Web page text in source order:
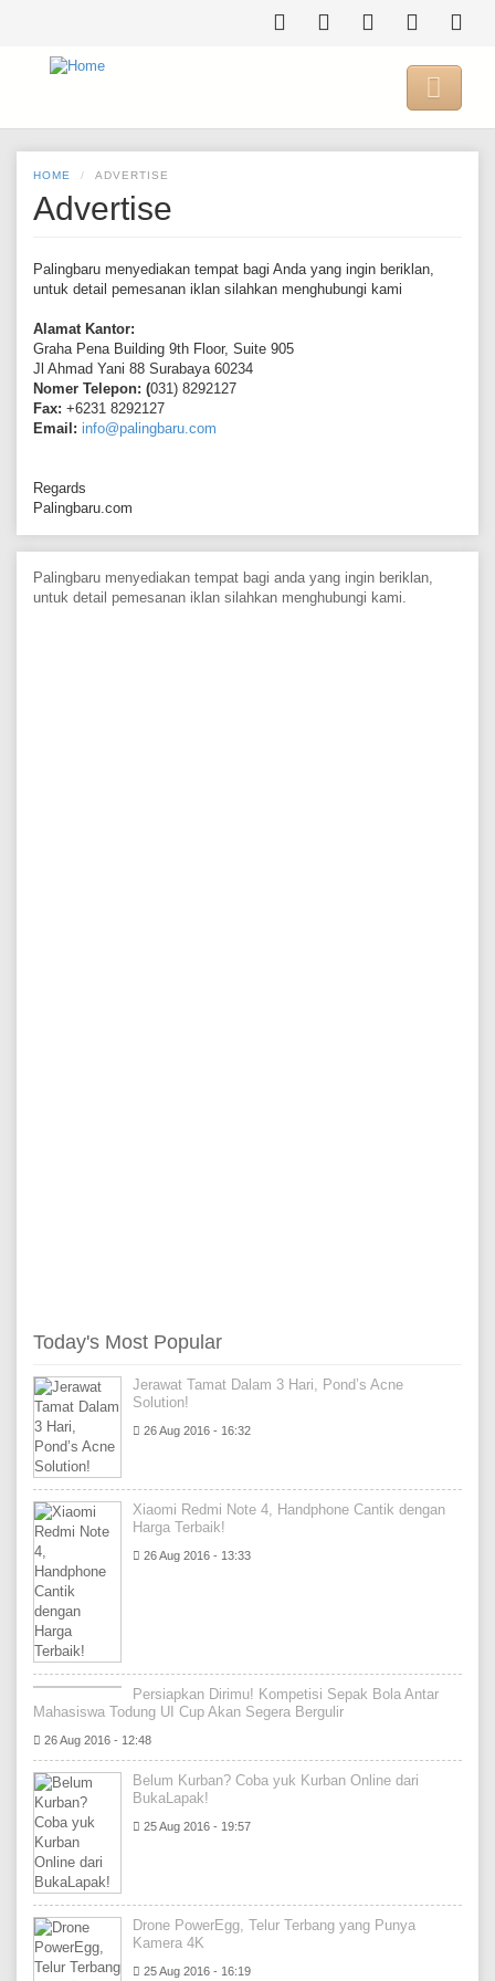

HOME ADVERTISE
Advertise
Palingbaru menyediakan tempat bagi Anda yang ingin beriklan,
untuk detail pemesanan iklan silahkan menghubungi kami
Alamat Kantor:
Graha Pena Building 9th Floor, Suite 905
Jl Ahmad Yani 88 Surabaya 60234
Nomer Telepon: (031) 8292127
Fax: +6231 8292127
Email: info@palingbaru.com
Regards
Palingbaru.com
Palingbaru menyediakan tempat bagi anda yang ingin beriklan,
untuk detail pemesanan iklan silahkan menghubungi kami.
Today's Most Popular
Jerawat Tamat Dalam 3 Hari, Pond’s Acne
Solution!
26 Aug 2016 - 16:32
Xiaomi Redmi Note 4, Handphone Cantik dengan
Harga Terbaik!
26 Aug 2016 - 13:33
Persiapkan Dirimu! Kompetisi Sepak Bola Antar
Mahasiswa Todung UI Cup Akan Segera Bergulir
26 Aug 2016 - 12:48
Belum Kurban? Coba yuk Kurban Online dari
BukaLapak!
25 Aug 2016 - 19:57
Drone PowerEgg, Telur Terbang yang Punya
Kamera 4K
25 Aug 2016 - 16:19